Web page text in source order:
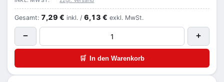
Gesamt: 7,29 € inkl. / 6,13 € exkl. MwSt.
− +
🛒 In den Warenkorb